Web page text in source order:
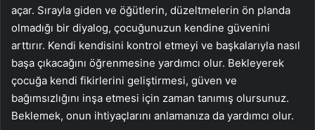
açar. Sırayla giden ve öğütlerin, düzeltmelerin ön planda
olmadığı bir diyalog, çocuğunuzun kendine güvenini
arttırır. Kendi kendisini kontrol etmeyi ve başkalarıyla nasıl
başa çıkacağını öğrenmesine yardımcı olur. Bekleyerek
çocuğa kendi fikirlerini geliştirmesi, güven ve
bağımsızlığını inşa etmesi için zaman tanımış olursunuz.
Beklemek, onun ihtiyaçlarını anlamanıza da yardımcı olur.